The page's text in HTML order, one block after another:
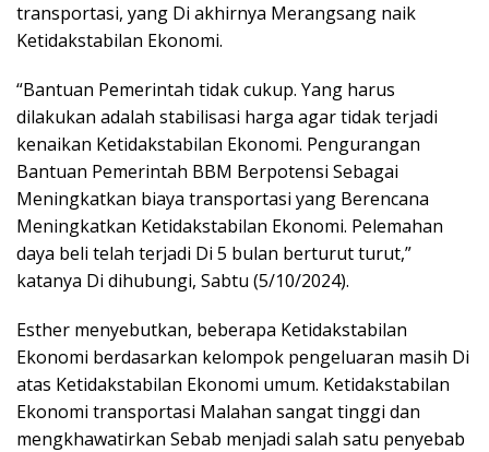
transportasi, yang Di akhirnya Merangsang naik
Ketidakstabilan Ekonomi.
“Bantuan Pemerintah tidak cukup. Yang harus
dilakukan adalah stabilisasi harga agar tidak terjadi
kenaikan Ketidakstabilan Ekonomi. Pengurangan
Bantuan Pemerintah BBM Berpotensi Sebagai
Meningkatkan biaya transportasi yang Berencana
Meningkatkan Ketidakstabilan Ekonomi. Pelemahan
daya beli telah terjadi Di 5 bulan berturut turut,”
katanya Di dihubungi, Sabtu (5/10/2024).
Esther menyebutkan, beberapa Ketidakstabilan
Ekonomi berdasarkan kelompok pengeluaran masih Di
atas Ketidakstabilan Ekonomi umum. Ketidakstabilan
Ekonomi transportasi Malahan sangat tinggi dan
mengkhawatirkan Sebab menjadi salah satu penyebab